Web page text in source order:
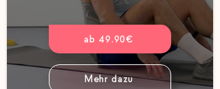
ab 49.90€
Mehr dazu